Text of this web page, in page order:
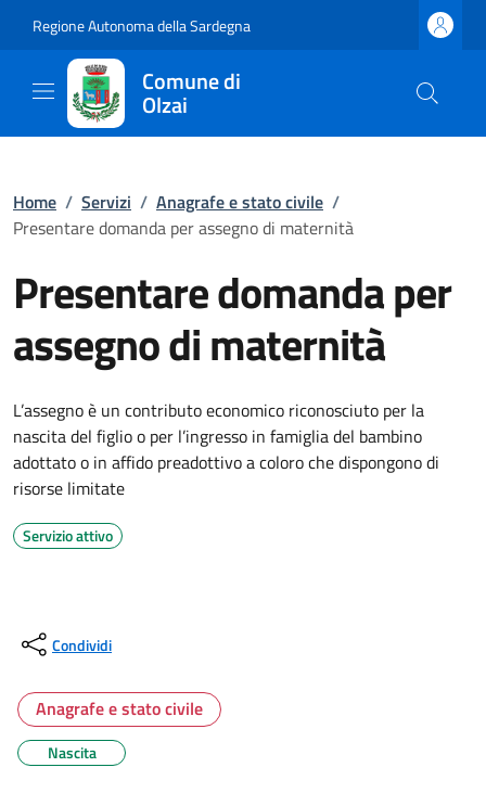
Regione Autonoma della Sardegna
Comune di
Olzai
Home / Servizi / Anagrafe e stato civile /
Presentare domanda per assegno di maternità
Presentare domanda per
assegno di maternità
L’assegno è un contributo economico riconosciuto per la
nascita del figlio o per l’ingresso in famiglia del bambino
adottato o in affido preadottivo a coloro che dispongono di
risorse limitate
Servizio attivo
Condividi
Anagrafe e stato civile
Nascita